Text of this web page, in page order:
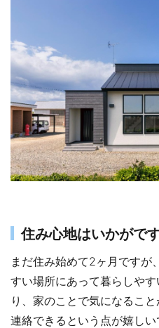
住み心地はいかがです
まだ住み始めて2ヶ月ですが
すい場所にあって暮らしや
り、家のことで気になるこ
連絡できるという点が嬉し